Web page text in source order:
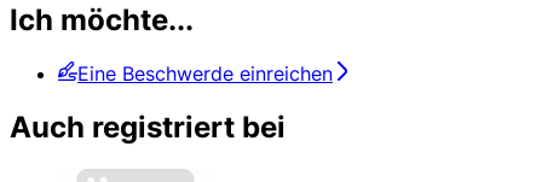
Ich möchte...
Eine Beschwerde einreichen
Auch registriert bei